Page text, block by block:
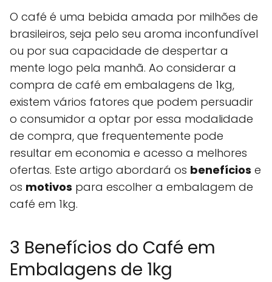
O café é uma bebida amada por milhões de
brasileiros, seja pelo seu aroma inconfundível
ou por sua capacidade de despertar a
mente logo pela manhã. Ao considerar a
compra de café em embalagens de 1kg,
existem vários fatores que podem persuadir
o consumidor a optar por essa modalidade
de compra, que frequentemente pode
resultar em economia e acesso a melhores
ofertas. Este artigo abordará os benefícios e
os motivos para escolher a embalagem de
café em 1kg.
3 Benefícios do Café em
Embalagens de 1kg